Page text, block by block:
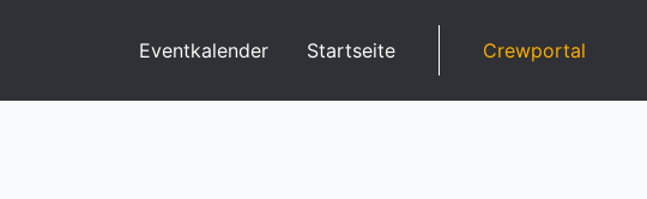
Eventkalender Startseite Crewportal